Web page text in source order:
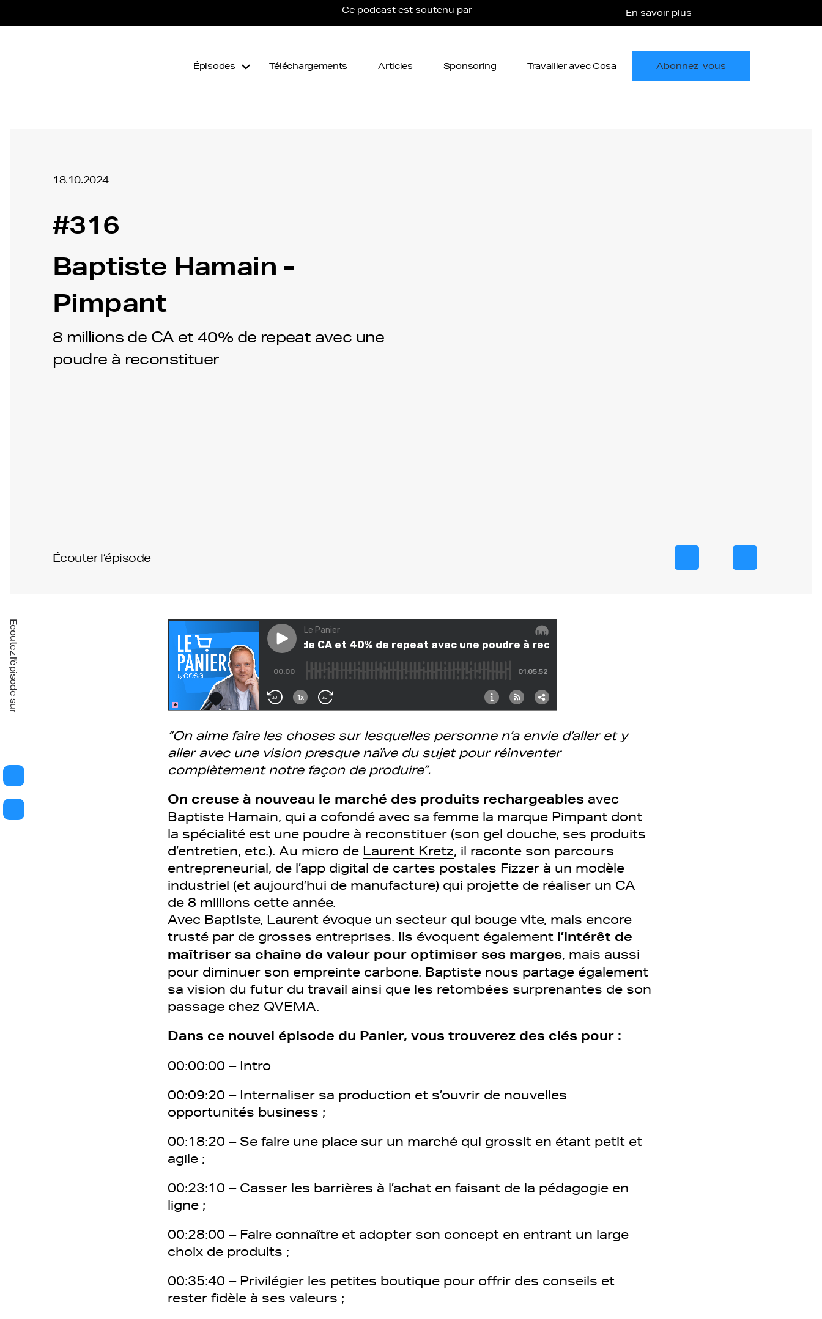
Ce podcast est soutenu par En savoir plus
Épisodes Téléchargements Articles Sponsoring Travailler avec Cosa Abonnez-vous
18.10.2024
#316
Baptiste Hamain -
Pimpant
8 millions de CA et 40% de repeat avec une
poudre à reconstituer
Écouter l’épisode
Ecoutez l'épisode sur
“On aime faire les choses sur lesquelles personne n’a envie d’aller et y
aller avec une vision presque naïve du sujet pour réinventer
complètement notre façon de produire”.
On creuse à nouveau le marché des produits rechargeables avec
Baptiste Hamain, qui a cofondé avec sa femme la marque Pimpant dont
la spécialité est une poudre à reconstituer (son gel douche, ses produits
d’entretien, etc.). Au micro de Laurent Kretz, il raconte son parcours
entrepreneurial, de l’app digital de cartes postales Fizzer à un modèle
industriel (et aujourd’hui de manufacture) qui projette de réaliser un CA
de 8 millions cette année.
Avec Baptiste, Laurent évoque un secteur qui bouge vite, mais encore
trusté par de grosses entreprises. Ils évoquent également l’intérêt de
maîtriser sa chaîne de valeur pour optimiser ses marges, mais aussi
pour diminuer son empreinte carbone. Baptiste nous partage également
sa vision du futur du travail ainsi que les retombées surprenantes de son
passage chez QVEMA.
Dans ce nouvel épisode du Panier, vous trouverez des clés pour :
00:00:00 – Intro
00:09:20 – Internaliser sa production et s’ouvrir de nouvelles
opportunités business ;
00:18:20 – Se faire une place sur un marché qui grossit en étant petit et
agile ;
00:23:10 – Casser les barrières à l’achat en faisant de la pédagogie en
ligne ;
00:28:00 – Faire connaître et adopter son concept en entrant un large
choix de produits ;
00:35:40 – Privilégier les petites boutique pour offrir des conseils et
rester fidèle à ses valeurs ;